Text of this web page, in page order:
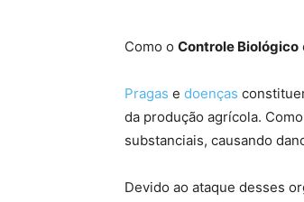
Como o Controle Biológico
Pragas e doenças
da produção agrícola.
substanciais, causando
Devido ao ataque desses